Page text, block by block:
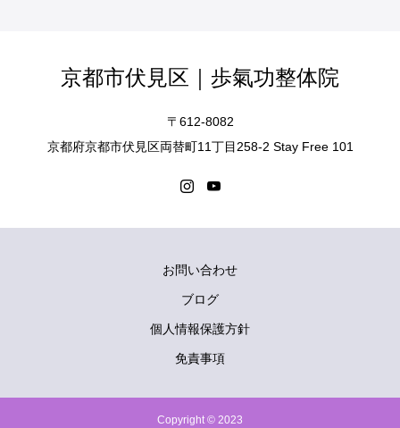
京都市伏見区｜歩氣功整体院
〒612-8082
京都府京都市伏見区両替町11丁目258-2 Stay Free 101
お問い合わせ
ブログ
個人情報保護方針
免責事項
Copyright © 2023
電話予約はこちら